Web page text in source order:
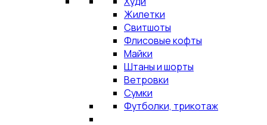
Жилетки
Свитшоты
Флисовые кофты
Майки
Штаны и шорты
Ветровки
Сумки
Футболки, трикотаж